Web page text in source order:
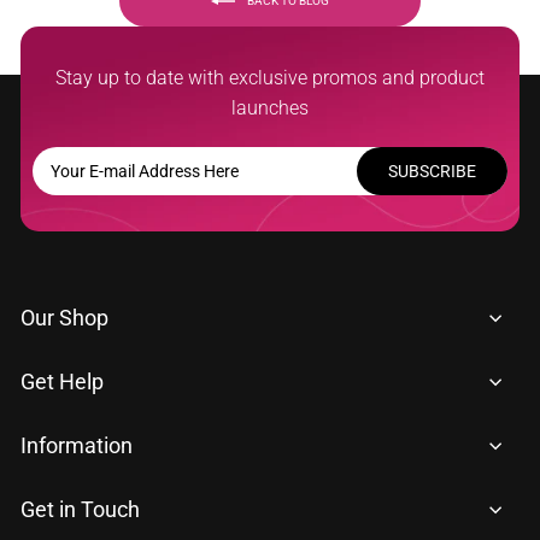
Stay up to date with exclusive promos and product
launches
YOUR
E-
MAIL
HERE
SUBSCRIBE
Our Shop
Get Help
Information
Get in Touch